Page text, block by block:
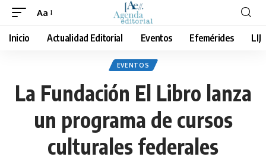
Cambiar
tamaño
Aa
Inicio Actualidad Editorial Eventos Efemérides LIJ
EVENTOS
La Fundación El Libro lanza
un programa de cursos
culturales federales